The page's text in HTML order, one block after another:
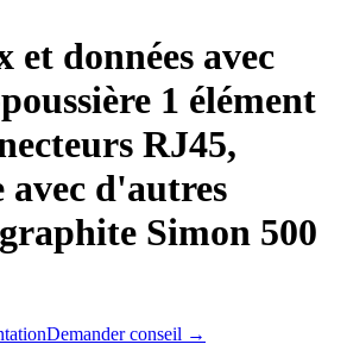
et données avec
1 élément
RJ45,
d'autres
Simon 500
Demander conseil →